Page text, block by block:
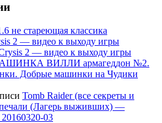
не стареющая классика
2 — видео к выходу игры
2 — видео к выходу игры
ВИЛЛИ армагеддон №2.
Добрые машинки на Чудики
Tomb Raider (все секреты и
(Лагерь выживших) —
03